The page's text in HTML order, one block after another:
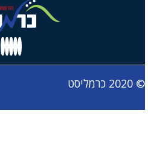
© 2020 כרמליסט